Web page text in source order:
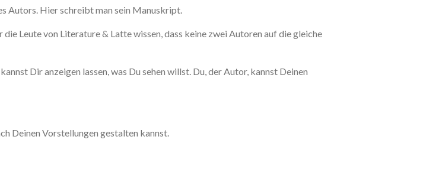
Autors. Hier schreibt man sein Manuskript.
Leute von Literature & Latte wissen, dass keine zwei Autoren auf die gleiche
Dir anzeigen lassen, was Du sehen willst. Du, der Autor, kannst Deinen
Deinen Vorstellungen gestalten kannst.